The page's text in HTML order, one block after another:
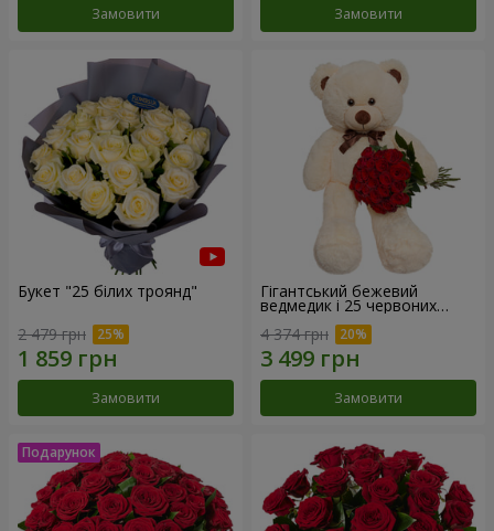
Замовити Замовити
Букет "25 білих троянд"
2 479 грн
Замовити
Гігантський бежевий
ведмедик і 25 червоних
троянд
4 374 грн
Замовити